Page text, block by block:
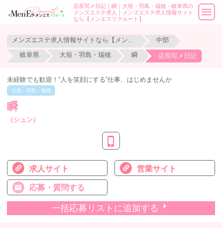
店長写メ日記｜瞬｜大垣・羽島・瑞穂・岐阜県の
メンズエステ求人｜メンズエステ求人情報サイト
なら【メンエスリクルート】
中部
岐阜県 大垣・羽島・瑞穂 瞬 店長写メ日記
未経験でも歓迎！“人を笑顔にする”仕事、はじめませんか
大垣・羽島・瑞穂
瞬
（シュン）
求人サイト 営業サイト
応募・質問する
一括応募リストに追加する